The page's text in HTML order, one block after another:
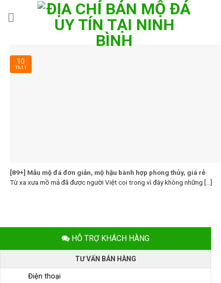
HỖ TRỢ KHÁCH HÀNG
TƯ VẤN BÁN HÀNG
Điện thoại
[89+] Mẫu mộ đá đơn giản, mộ hậu bành hợp phong thủy, giá rẻ
Từ xa xưa mồ mả đã được người Việt coi trong vì đây không những [...]
10
Th11